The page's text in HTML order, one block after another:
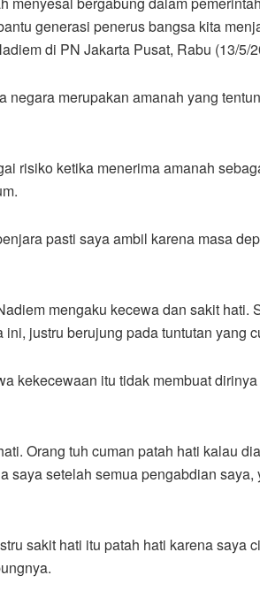
generasi penerus bangsa kita
di PN Jakarta Pusat, Rabu (13/5/
merupakan amanah yang
risiko ketika menerima amanah
pasti saya ambil karena masa
mengaku kecewa dan sakit hati.
justru berujung pada tuntutan yang
kekecewaan itu tidak membuat dirinya
Orang tuh cuman patah hati kalau
saya setelah semua pengabdian saya,
sakit hati itu patah hati karena saya